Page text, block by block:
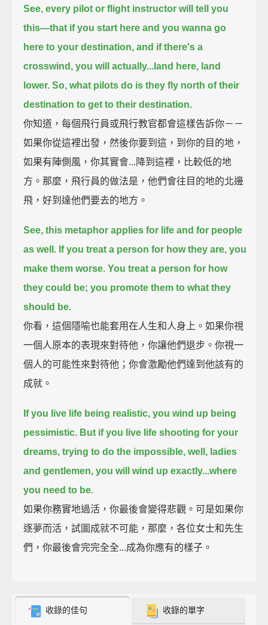
See, every pilot or flight instructor will tell you
this—that if you start here and you wanna go
here to your destination, and if there's a
crosswind, you will actually...land here, land
lower. So, what pilots do is they fly north of their
destination to get to their destination.
你知道，每個飛行員或飛行教官都會這樣告訴你－－
如果你從這裡出發，然後你要到這，到你的目的地，
如果有陣側風，你其實會...降到這裡，比較低的地
方。那麼，飛行員的做法是，他們會往目的地的北邊
飛，好到達他們要去的地方。
See, this metaphor applies for life and for people
as well. If you treat a person for how they are, you
make them worse. You treat a person for how
they could be; you promote them to what they
should be.
你看，這個隱喻也能套用在人生和人身上。如果你視
一個人原本的表現來對待他，你讓他們退步。你視一
個人的可能性來對待他；你會激勵他們達到他該有的
成就。
If you live life being realistic, you wind up being
pessimistic. But if you live life shooting for your
dreams, trying to do the impossible, well, ladies
and gentlemen, you will wind up exactly...where
you need to be.
如果你務實地過活，你最後會變得悲觀。可是如果你
逐夢而活，試圖成就不可能，那麼，各位女士和先生
們，你最後會完完全全...成為你應有的樣子。
收錄的佳句 收錄的單字